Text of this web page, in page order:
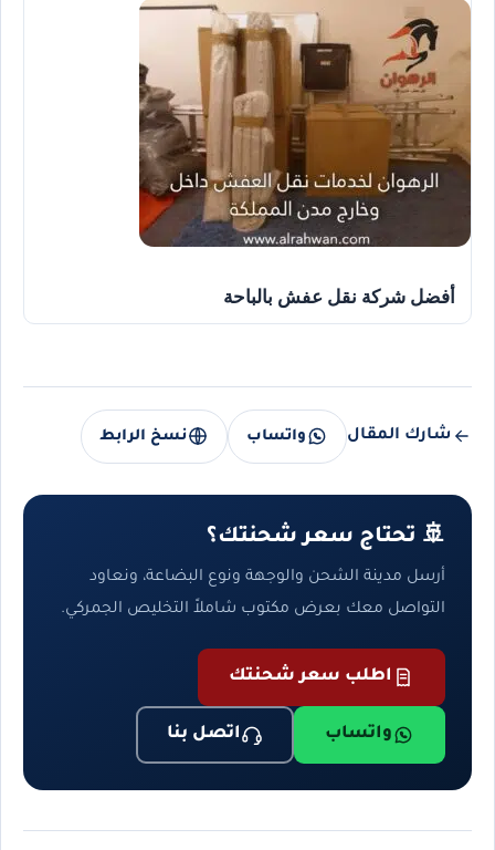
أفضل شركة نقل عفش بالباحة
شارك المقال واتساب نسخ الرابط
🚢 تحتاج سعر شحنتك؟
أرسل مدينة الشحن والوجهة ونوع البضاعة، ونعاود
التواصل معك بعرض مكتوب شاملاً التخليص الجمركي.
اطلب سعر شحنتك
واتساب اتصل بنا